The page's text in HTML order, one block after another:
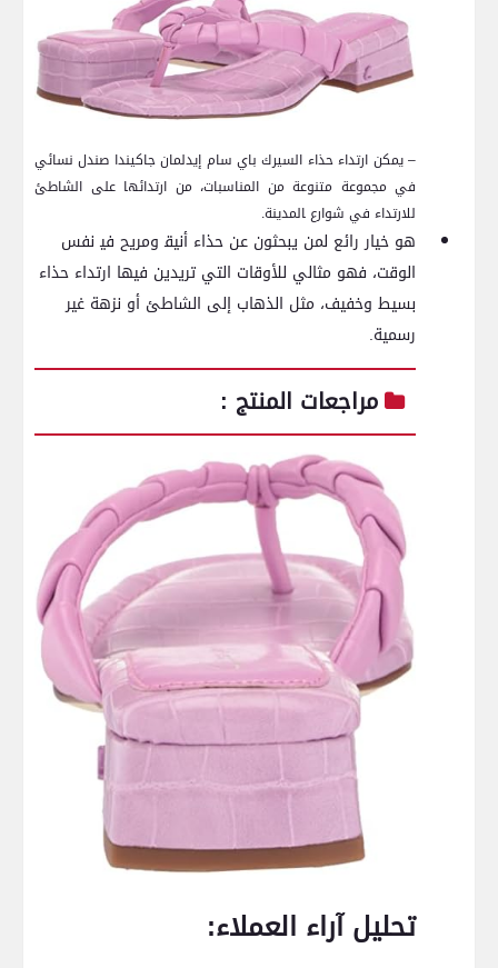
– ⁢يمكن ارتداء حذاء السيرك ⁢باي سام⁤ إيدلمان جاكيندا‍ صندل نسائي
في مجموعة متنوعة من⁣ المناسبات، من ارتدائها على الشاطئ
للارتداء في شوارع ‍المدينة.
هو ⁢خيار رائع ​لمن يبحثون⁤ عن حذاء أنيق‍ ومريح في‍ نفس
الوقت، فهو مثالي للأوقات التي تريدين فيها ارتداء حذاء
بسيط وخفيف، مثل الذهاب إلى ​الشاطئ أو نزهة غير‌
رسمية.
مراجعات المنتج :
تحليل آراء العملاء: